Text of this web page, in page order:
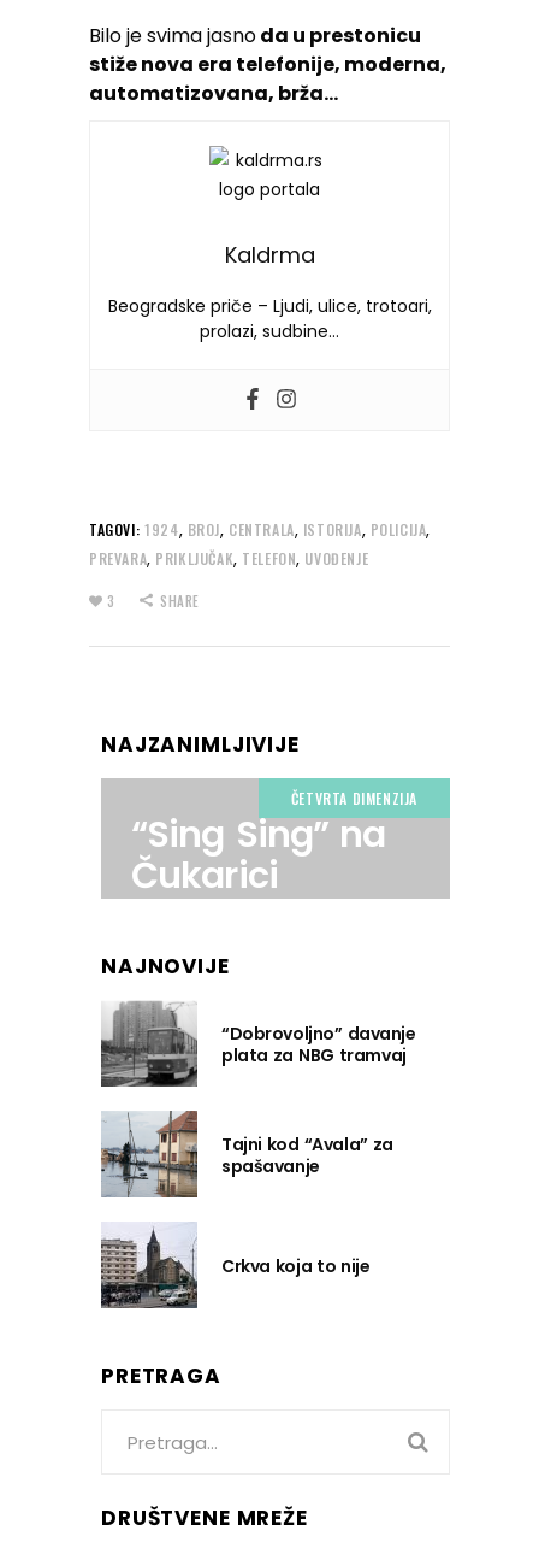
Bilo je svima jasnoda u prestonicu
stiže nova era telefonije, moderna,
automatizovana, brža…
Kaldrma
Beogradske priče – Ljudi, ulice, trotoari,
prolazi, sudbine…
TAGOVI: 1924, BROJ, CENTRALA, ISTORIJA, POLICIJA,
PREVARA, PRIKLJUČAK, TELEFON, UVOĐENJE
3 SHARE
NAJZANIMLJIVIJE
ČETVRTA DIMENZIJA
“Sing Sing” na
Čukarici
NAJNOVIJE
“Dobrovoljno” davanje
plata za NBG tramvaj
Tajni kod “Avala” za
spašavanje
Crkva koja to nije
PRETRAGA
DRUŠTVENE MREŽE